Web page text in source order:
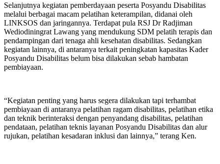
Selanjutnya kegiatan pemberdayaan peserta Posyandu Disabilitas
melalui berbagai macam pelatihan keterampilan, didanai oleh
LINKSOS dan jaringannya. Terdapat pula RSJ Dr Radjiman
Wediodiningrat Lawang yang mendukung SDM pelatih terapis dan
pendampingan dari tenaga ahli kesehatan disabilitas. Sedangkan
kegiatan lainnya, di antaranya terkait peningkatan kapasitas Kader
Posyandu Disabilitas belum bisa dilakukan sebab hambatan
pembiayaan.
“Kegiatan penting yang harus segera dilakukan tapi terhambat
pembiayaan di antaranya pelatihan ragam disabilitas, pelatihan etika
dan teknik berinteraksi dengan penyandang disabilitas, pelatihan
pendataan, pelatihan teknis layanan Posyandu Disabilitas dan alur
rujukan, pelatihan kesadaran inklusi dan lainnya,” terang Ken.